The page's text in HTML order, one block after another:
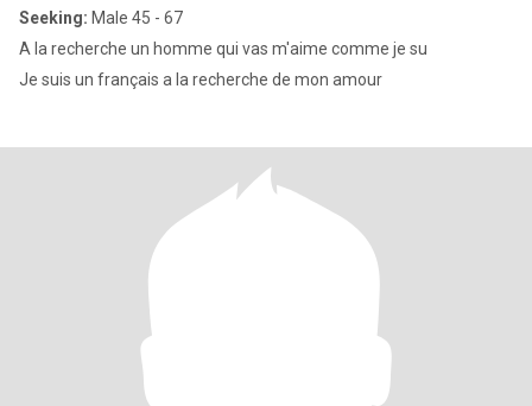
Seeking: Male 45 - 67
A la recherche un homme qui vas m'aime comme je su
Je suis un français a la recherche de mon amour